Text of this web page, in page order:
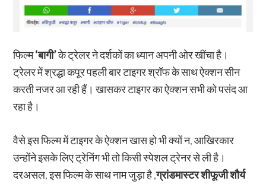
फिल्म‘बागी’के ट्रेलर ने दर्शकों का ध्यान अपनी ओर खींचा है।
ट्रेलर में श्रद्धा कपूर पहली बार टाइगर श्रॉफ के साथ ऐक्शन सीन
करती नजर आ रही हैं। खासकर टाइगर का ऐक्शन सभी को पसंद आ
रहा है।
वैसे इस फिल्म में टाइगर के ऐक्शन खास हो भी क्यों न, आखिरकार
उन्होंने इसके लिए ट्रेनिंग भी तो किसी स्पेशल ट्रेनर से ली है।
दरअसल, इस फिल्म के साथ नाम जुड़ा है ,ग्रांडमास्टर शीफूजी शौर्य